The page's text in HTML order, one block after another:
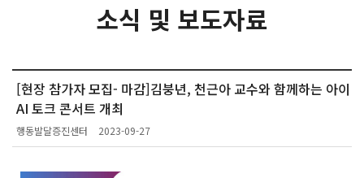
소식 및 보도자료
[현장 참가자 모집- 마감]김붕년, 천근아 교수와 함께하는 아이
AI 토크 콘서트 개최
행동발달증진센터 2023-09-27